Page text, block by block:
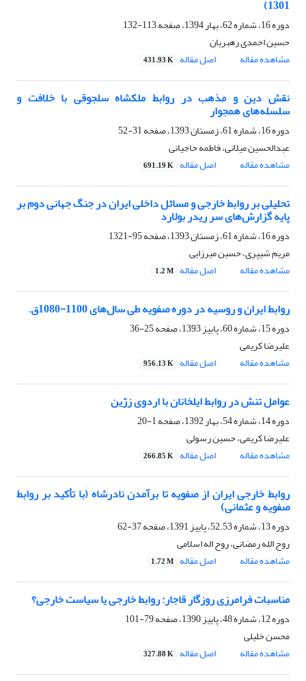
1301)
دوره 16، شماره 62، بهار 1394، صفحه
113-132
حسین احمدی رهبریان
مشاهده مقاله
اصل مقاله 431.93 K
نقش دین و مذهب در روابط ملکشاه سلجوقی با خلافت و
سلسله‌های همجوار
دوره 16، شماره 61، زمستان 1393، صفحه
31-52
عبدالحسین میلانی، فاطمه حاجیانی
مشاهده مقاله
اصل مقاله 691.19 K
تحلیلی بر روابط خارجی و مسائل داخلی ایران در جنگ جهانی دوم بر
پایه گزارش‌های سر ریدر بولارد
دوره 16، شماره 61، زمستان 1393، صفحه
95-1321
مریم شیپری، حسین میرزایی
مشاهده مقاله
اصل مقاله 1.2 M
روابط ایران و روسیه در دوره صفویه طی سال‌های 1100-1080ق.
دوره 15، شماره 60، پاییز 1393، صفحه
25-36
علیرضا کریمی
مشاهده مقاله
اصل مقاله 956.13 K
عوامل تنش در روابط ایلخانان با اردوی زرّین
دوره 14، شماره 54، بهار 1392، صفحه
1-20
علیرضا کریمی، حسین رسولی
مشاهده مقاله
اصل مقاله 266.85 K
روابط خارجی ایران از صفویه تا برآمدن نادرشاه (با تأکید بر روابط
صفویه و عثمانی)
دوره 13، شماره 52.53، پاییز 1391، صفحه
37-62
روح الله رمضانی، روح اله اسلامی
مشاهده مقاله
اصل مقاله 1.72 M
مناسبات فرامرزی روزگار قاجار: روابط خارجی یا سیاست خارجی؟
دوره 12، شماره 48، پاییز 1390، صفحه
79-101
محسن خلیلی
مشاهده مقاله
اصل مقاله 327.88 K